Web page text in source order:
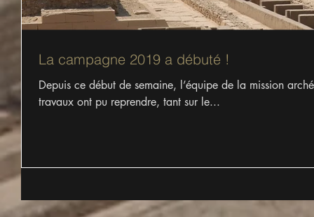
La campagne 2019 a débuté !
Depuis ce début de semaine, l’équipe de la mission
travaux ont pu reprendre, tant sur le...